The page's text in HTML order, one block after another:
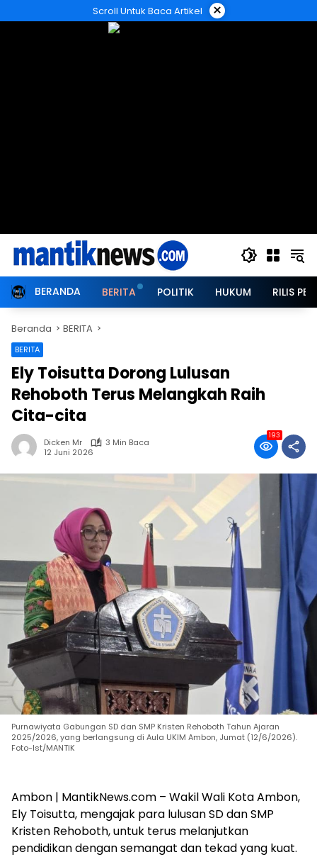
ke
Scroll Untuk Baca Artikel ×
BERANDA BERITA POLITIK HUKUM RILIS
Beranda BERITA
BERITA
Ely Toisutta Dorong Lulusan
Rehoboth Terus Melangkah Raih
Cita-cita
Dicken Mr
3 Min Baca
12 Juni 2026
193
Purnawiyata Gabungan SD dan SMP Kristen Rehoboth Tahun Ajaran
2025/2026, yang berlangsung di Aula UKIM Ambon, Jumat (12/6/2026).
Foto-Ist/MANTIK
Ambon | MantikNews.com – Wakil Wali Kota Ambon,
Ely Toisutta, mengajak para lulusan SD dan SMP
Kristen Rehoboth, untuk terus melanjutkan
pendidikan dengan semangat dan tekad yang kuat.